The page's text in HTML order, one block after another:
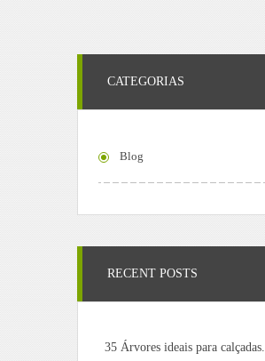
CATEGORIAS
Blog
RECENT POSTS
35 Árvores ideais para calçadas.